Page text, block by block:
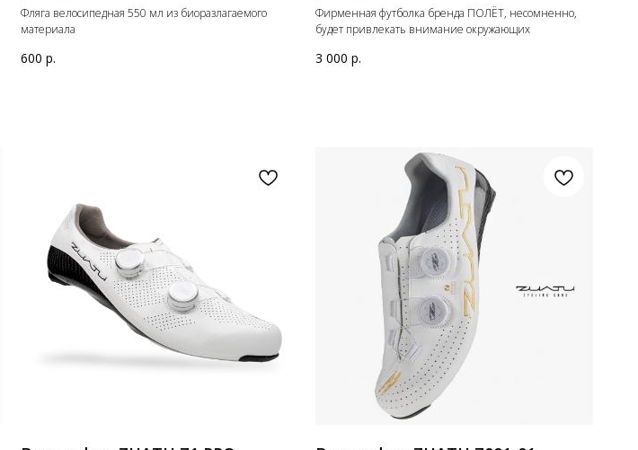
Фляга велосипедная 550 мл из биоразлагаемого
материала
600 р.
Фирменная футболка бренда ПОЛЁТ, несомненно,
будет привлекать внимание окружающих
3 000 р.